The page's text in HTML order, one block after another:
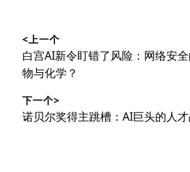
章
导
航
<上一个
上
篇
章：
白宫AI新令盯错了风险：网络安
物与化学？
下一个>
下
诺贝尔奖得主跳槽：AI巨头的人